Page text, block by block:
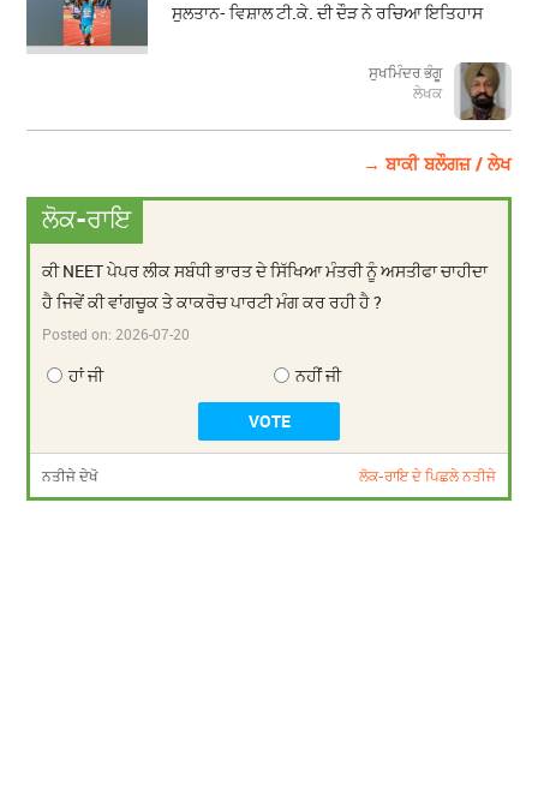
ਸੁਲਤਾਨ- ਵਿਸ਼ਾਲ ਟੀ.ਕੇ. ਦੀ ਦੌੜ ਨੇ ਰਚਿਆ ਇਤਿਹਾਸ
ਸੁਖਮਿੰਦਰ ਭੰਗੂ
ਲੇਖਕ
→ ਬਾਕੀ ਬਲੌਗਜ਼ / ਲੇਖ
ਲੋਕ-ਰਾਇ
ਕੀ NEET ਪੇਪਰ ਲੀਕ ਸਬੰਧੀ ਭਾਰਤ ਦੇ ਸਿੱਖਿਆ ਮੰਤਰੀ ਨੂੰ ਅਸਤੀਫਾ ਚਾਹੀਦਾ
ਹੈ ਜਿਵੇਂ ਕੀ ਵਾਂਗਚੂਕ ਤੇ ਕਾਕਰੋਚ ਪਾਰਟੀ ਮੰਗ ਕਰ ਰਹੀ ਹੈ ?
Posted on:2026-07-20
ਹਾਂ ਜੀ ਨਹੀਂ ਜੀ
ਨਤੀਜੇ ਦੇਖੋ ਲੋਕ-ਰਾਇ ਦੇ ਪਿਛਲੇ ਨਤੀਜੇ